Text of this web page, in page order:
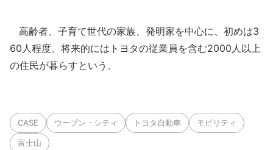
高齢者、子育て世代の家族、発明家を中心に、初めは3
60人程度、将来的にはトヨタの従業員を含む2000人以上
の住民が暮らすという。
CASE ウーブン・シティ トヨタ自動車 モビリティ
富士山